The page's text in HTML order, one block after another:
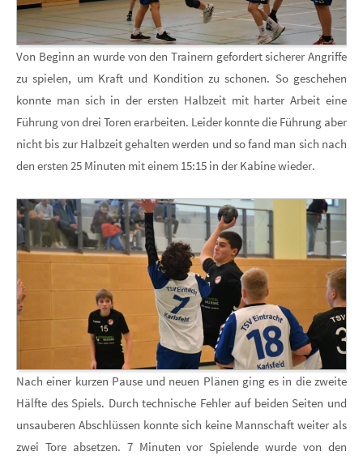
Von Beginn an wurde von den Trainern gefordert sicherer Angriffe
zu spielen, um Kraft und Kondition zu schonen. So geschehen
konnte man sich in der ersten Halbzeit mit harter Arbeit eine
Führung von drei Toren erarbeiten. Leider konnte die Führung aber
nicht bis zur Halbzeit gehalten werden und so fand man sich nach
den ersten 25 Minuten mit einem 15:15 in der Kabine wieder.
Nach einer kurzen Pause und neuen Plänen ging es in die zweite
Hälfte des Spiels. Durch technische Fehler auf beiden Seiten und
unsauberen Abschlüssen konnte sich keine Mannschaft weiter als
zwei Tore absetzen. 7 Minuten vor Spielende wurde von den